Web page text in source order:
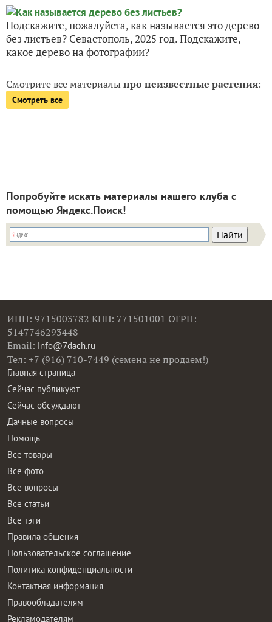
Подскажите, пожалуйста, как называется это дерево
без листьев? Севастополь, 2025 год. Подскажите,
какое дерево на фотографии?
Смотрите все материалыпро неизвестные растения:
Смотреть все
Попробуйте искать материалы нашего клуба с
помощью Яндекс.Поиск!
ИНН: 9715003782 КПП: 771501001 ОГРН:
5147746293448
Email: info@7dach.ru
Тел: +7 (916) 710-7449 (семена не продаем!)
Главная страница
Сейчас публикуют
Сейчас обсуждают
Дачные вопросы
Помощь
Все товары
Все фото
Все вопросы
Все статьи
Все тэги
Правила общения
Пользовательское соглашение
Политика конфиденциальности
Контактная информация
Правообладателям
Рекламодателям